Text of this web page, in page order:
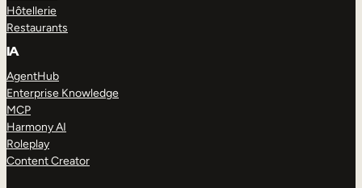
Hôtellerie
Restaurants
IA
AgentHub
Enterprise Knowledge
MCP
Harmony AI
Roleplay
Content Creator